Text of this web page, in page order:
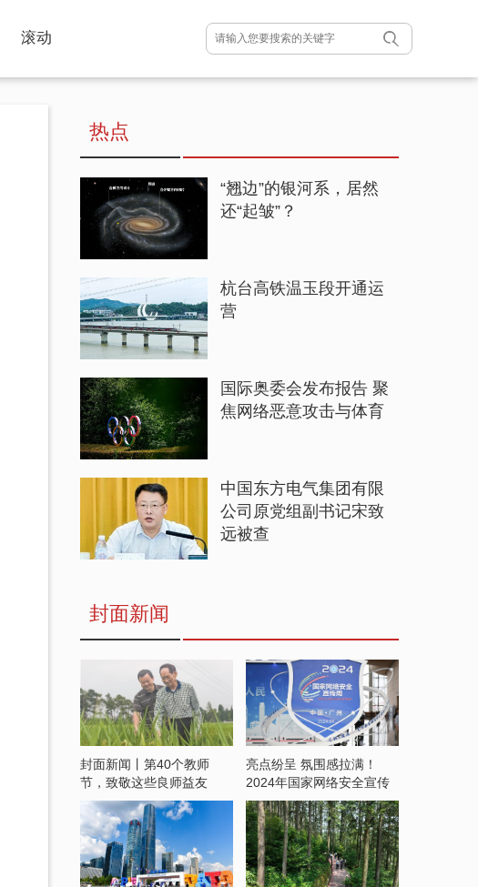
滚动
热点
“翘边”的银河系，居然
还“起皱”？
杭台高铁温玉段开通运
营
国际奥委会发布报告 聚
焦网络恶意攻击与体育
中国东方电气集团有限
公司原党组副书记宋致
远被查
封面新闻
封面新闻丨第40个教师
节，致敬这些良师益友
亮点纷呈 氛围感拉满！
2024年国家网络安全宣传
周开启